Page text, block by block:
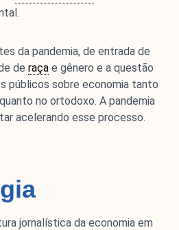
da pandemia, de entrada de
de raçae gênero e a questão
públicos sobre economia tanto
no ortodoxo. A pandemia
acelerando esse processo.
jornalística da economia em